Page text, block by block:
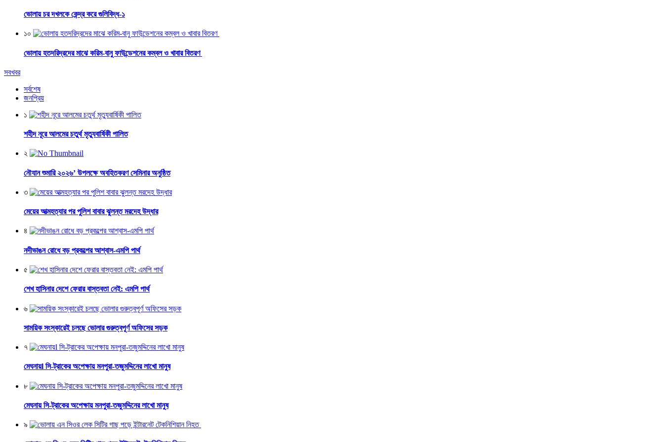
ভোলায় চর দখলকে কেন্দ্র করে গুলিবিদ্ধ-১
১০
ভোলায় হতদরিদ্রদের মাঝে করিম-বানু ফাউন্ডেশনের কম্বল ও খাবার বিতরণ
সবখবর
সর্বশেষ
জনপ্রিয়
১
শহীদ নূরে আলমের চতুর্থ মৃত্যুবার্ষিকী পালিত
২
নৌযান শুমারি ২০২৬’ উপলক্ষে অবহিতকরণ সেমিনার অনুষ্ঠিত
৩
মেয়ের আত্মহত্যার পর পুলিশ বাবার ঝুলন্ত মরদেহ উদ্ধার
৪
নদীভাঙন রোধে বড় প্রকল্পের আশ্বাস-এমপি পার্থ
৫
শেখ হাসিনার দেশে ফেরার বাস্তবতা নেই: এমপি পার্থ
৬
সাময়িক সংস্কারেই চলছে ভোলার গুরুত্বপূর্ণ অফিসের সড়ক
৭
মেঘনায়l সি-ট্রাকের অপেক্ষায় মনপুরা-তজুমদ্দিনের লাখো মানুষ
৮
মেঘনায় সি-ট্রাকের অপেক্ষায় মনপুরা-তজুমদ্দিনের লাখো মানুষ
৯